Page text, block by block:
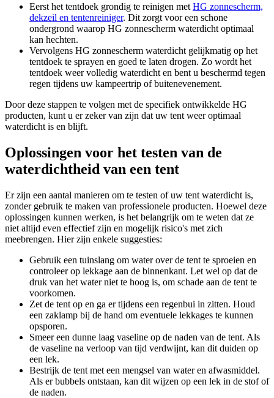
Eerst het tentdoek grondig te reinigen met HG zonnescherm,
dekzeil en tentenreiniger. Dit zorgt voor een schone
ondergrond waarop HG zonnescherm waterdicht optimaal
kan hechten.
Vervolgens HG zonnescherm waterdicht gelijkmatig op het
tentdoek te sprayen en goed te laten drogen. Zo wordt het
tentdoek weer volledig waterdicht en bent u beschermd tegen
regen tijdens uw kampeertrip of buitenevenement.
Door deze stappen te volgen met de specifiek ontwikkelde HG
producten, kunt u er zeker van zijn dat uw tent weer optimaal
waterdicht is en blijft.
Oplossingen voor het testen van de
waterdichtheid van een tent
Er zijn een aantal manieren om te testen of uw tent waterdicht is,
zonder gebruik te maken van professionele producten. Hoewel deze
oplossingen kunnen werken, is het belangrijk om te weten dat ze
niet altijd even effectief zijn en mogelijk risico's met zich
meebrengen. Hier zijn enkele suggesties:
Gebruik een tuinslang om water over de tent te sproeien en
controleer op lekkage aan de binnenkant. Let wel op dat de
druk van het water niet te hoog is, om schade aan de tent te
voorkomen.
Zet de tent op en ga er tijdens een regenbui in zitten. Houd
een zaklamp bij de hand om eventuele lekkages te kunnen
opsporen.
Smeer een dunne laag vaseline op de naden van de tent. Als
de vaseline na verloop van tijd verdwijnt, kan dit duiden op
een lek.
Bestrijk de tent met een mengsel van water en afwasmiddel.
Als er bubbels ontstaan, kan dit wijzen op een lek in de stof of
de naden.